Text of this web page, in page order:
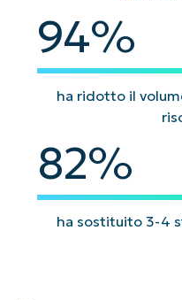
94
94%
ha ridotto il
82
82%
ha sostituito 3-4